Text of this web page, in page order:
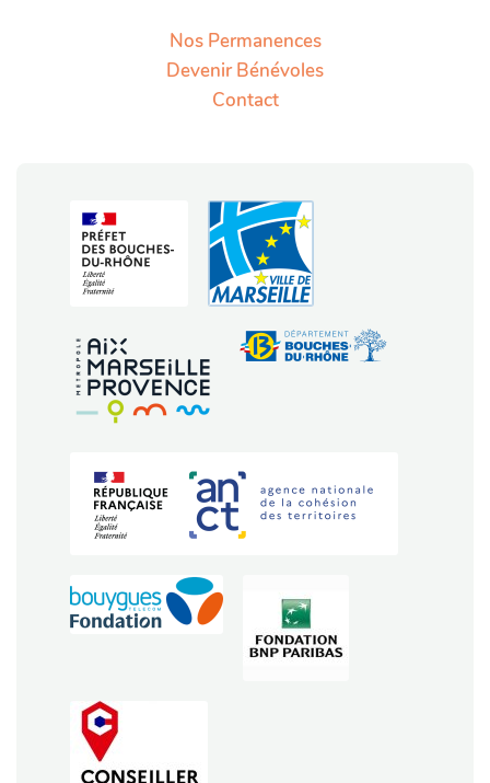
Nos Permanences
Devenir Bénévoles
Contact